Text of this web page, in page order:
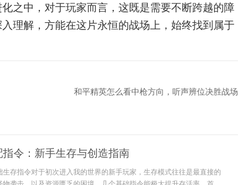
之中，对于玩家而言，这既是需要不断跨越的障
理解，方能在这片永恒的战场上，始终找到属于
和平精英怎么看中枪方向，听声辨位决胜战场
令：新手生存与创造指南
存指令对于初次进入我的世界的新手玩家，生存模式往往是最直接的